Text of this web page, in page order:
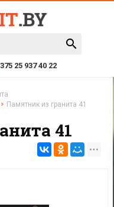
25 937 40 22
Памятник из гранита 41
41